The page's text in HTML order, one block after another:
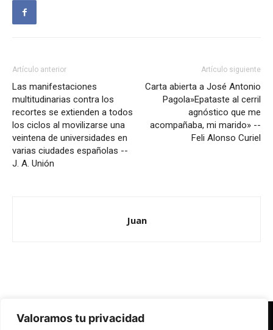
Valoramos tu privacidad
Artículo anterior
Las manifestaciones
multitudinarias contra los
recortes se extienden a todos
los ciclos al movilizarse una
veintena de universidades en
varias ciudades españolas --
J. A. Unión
Artículo siguiente
Carta abierta a José Antonio
Pagola»Epataste al cerril
agnóstico que me
acompañaba, mi marido» --
Feli Alonso Curiel
Juan
Redes Cristianas